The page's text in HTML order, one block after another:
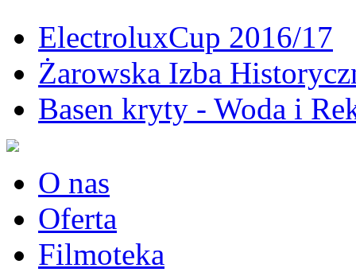
ElectroluxCup 2016/17
Żarowska Izba
Basen kryty - Woda i
O nas
Oferta
Filmoteka